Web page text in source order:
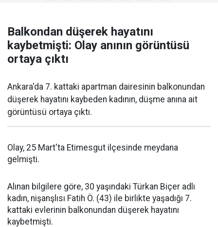
Balkondan düşerek hayatını
kaybetmişti: Olay anının görüntüsü
ortaya çıktı
Ankara'da 7. kattaki apartman dairesinin balkonundan
düşerek hayatını kaybeden kadının, düşme anına ait
görüntüsü ortaya çıktı.
Olay, 25 Mart'ta Etimesgut ilçesinde meydana
gelmişti.
Alınan bilgilere göre, 30 yaşındaki Türkan Biçer adlı
kadın, nişanşlısı Fatih Ö. (43) ile birlikte yaşadığı 7.
kattaki evlerinin balkonundan düşerek hayatını
kaybetmişti.